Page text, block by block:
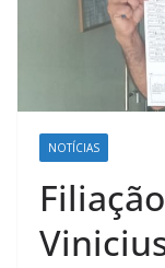
NOTÍCIAS